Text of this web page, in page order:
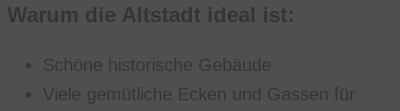
Warum die Altstadt ideal ist:
Schöne historische Gebäude
Viele gemütliche Ecken und Gassen für